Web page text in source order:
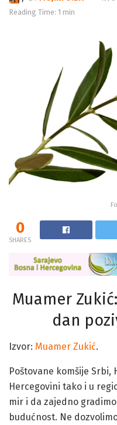
Reading Time: 1 min
0
SHARES
Muamer
dan
Izvor: Muamer Zukić.
Poštovane komšije Srbi,
Hercegovini tako i u
mir i da zajedno
budućnost. Ne